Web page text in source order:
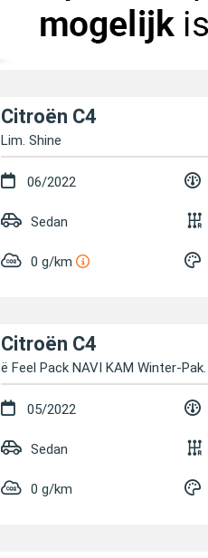
Citroën C4
Lim. Shine
06/2022
Sedan
0 g/km
Citroën C4
ë Feel Pack NAVI KAM Winter-
05/2022
Sedan
0 g/km